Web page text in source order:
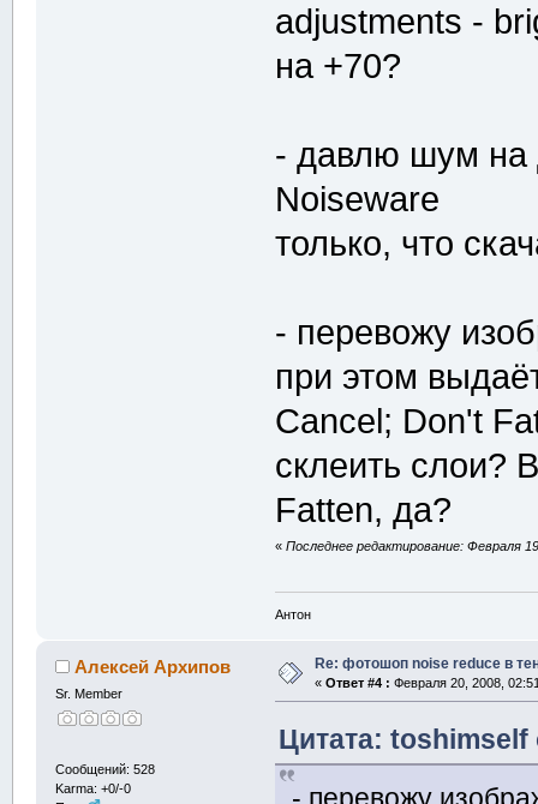
adjustments -
на +70?
- давлю шум на
Noiseware
только, что
- перевожу
при этом
Cancel; Don't
склеить слои?
Fatten, да?
«Последнее редактирование: Февраля
Антон
Алексей Архипов
Sr. Member
Сообщений: 528
Karma: +0/-0
Re: фотошоп noise reduсe в
« Ответ #4 : Февраля 20, 2008,
Цитата: toshimself